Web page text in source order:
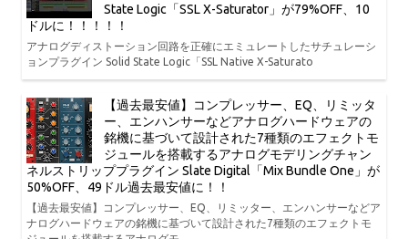
State Logic「SSL X-Saturator」が79%OFF、10
ドルに！！！！！
アナログディストーション回路を正確にエミュレートしたサチュレーシ
ョンプラグイン Solid State Logic「SSL Native X-Saturato
【過去最安値】コンプレッサー、EQ、リミッタ
ー、エンハンサーなどアナログハードウェアの
銘機に基づいて設計された7種類のエフェクトモ
ジュールを搭載するアナログモデリングチャン
ネルストリッププラグイン Slate Digital「Mix Bundle One」が
50%OFF、49ドル過去最安値に！！
【過去最安値】コンプレッサー、EQ、リミッター、エンハンサーなどア
ナログハードウェアの銘機に基づいて設計された7種類のエフェクトモ